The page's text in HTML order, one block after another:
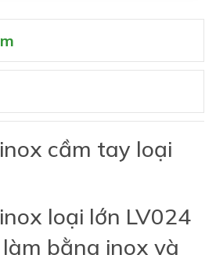
cầm tay loại
loại lớn LV024
bằng inox và